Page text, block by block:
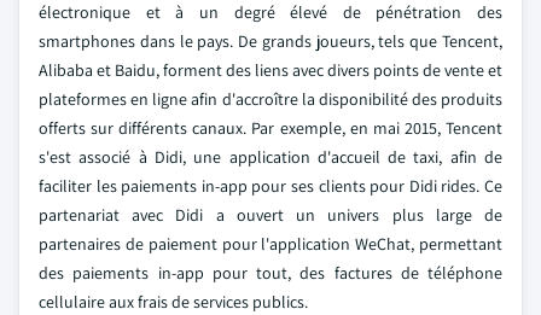
électronique et à un degré élevé de pénétration des
smartphones dans le pays. De grands joueurs, tels que Tencent,
Alibaba et Baidu, forment des liens avec divers points de vente et
plateformes en ligne afin d'accroître la disponibilité des produits
offerts sur différents canaux. Par exemple, en mai 2015, Tencent
s'est associé à Didi, une application d'accueil de taxi, afin de
faciliter les paiements in-app pour ses clients pour Didi rides. Ce
partenariat avec Didi a ouvert un univers plus large de
partenaires de paiement pour l'application WeChat, permettant
des paiements in-app pour tout, des factures de téléphone
cellulaire aux frais de services publics.